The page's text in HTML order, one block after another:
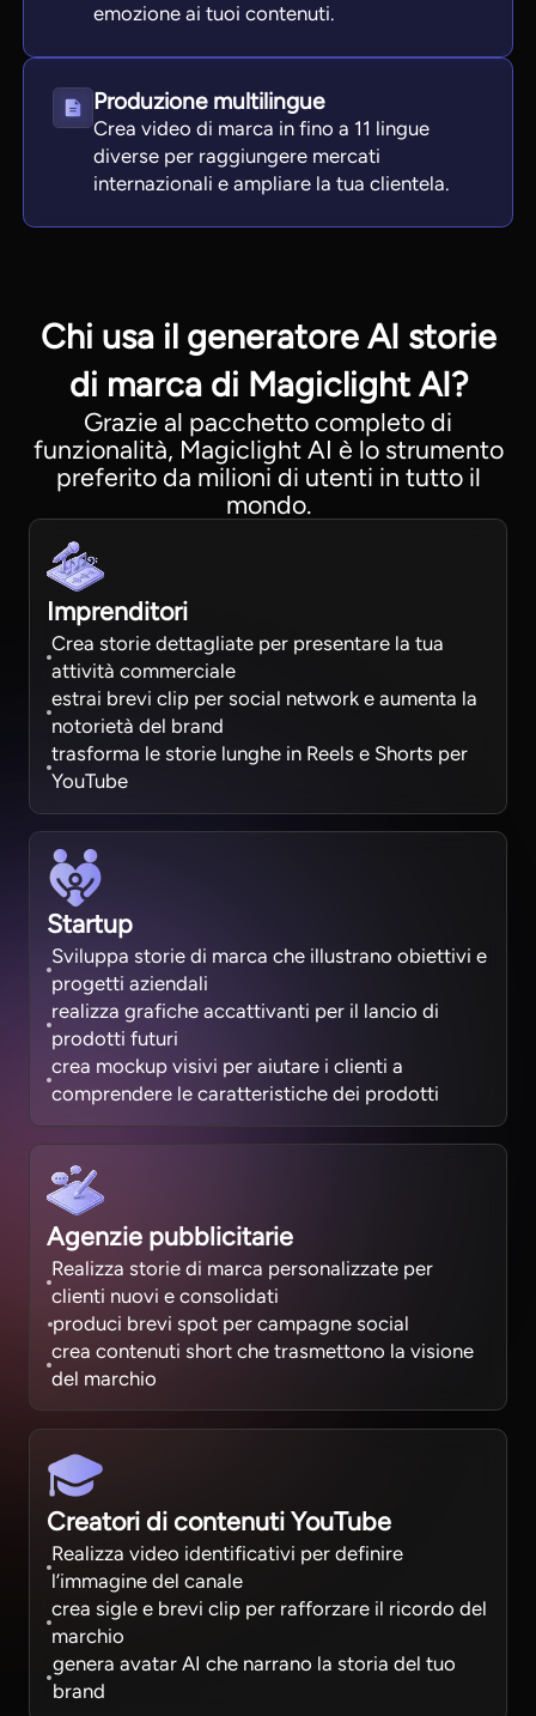
emozione ai tuoi contenuti.
Produzione multilingue
Crea video di marca in fino a 11 lingue
diverse per raggiungere mercati
internazionali e ampliare la tua clientela.
Chi usa il generatore AI storie
di marca di Magiclight AI?
Grazie al pacchetto completo di
funzionalità, Magiclight AI è lo strumento
preferito da milioni di utenti in tutto il
mondo.
Imprenditori
Crea storie dettagliate per presentare la tua
attività commerciale
estrai brevi clip per social network e aumenta la
notorietà del brand
trasforma le storie lunghe in Reels e Shorts per
YouTube
Startup
Sviluppa storie di marca che illustrano obiettivi e
progetti aziendali
realizza grafiche accattivanti per il lancio di
prodotti futuri
crea mockup visivi per aiutare i clienti a
comprendere le caratteristiche dei prodotti
Agenzie pubblicitarie
Realizza storie di marca personalizzate per
clienti nuovi e consolidati
produci brevi spot per campagne social
crea contenuti short che trasmettono la visione
del marchio
Creatori di contenuti YouTube
Realizza video identificativi per definire
l’immagine del canale
crea sigle e brevi clip per rafforzare il ricordo del
marchio
genera avatar AI che narrano la storia del tuo
brand